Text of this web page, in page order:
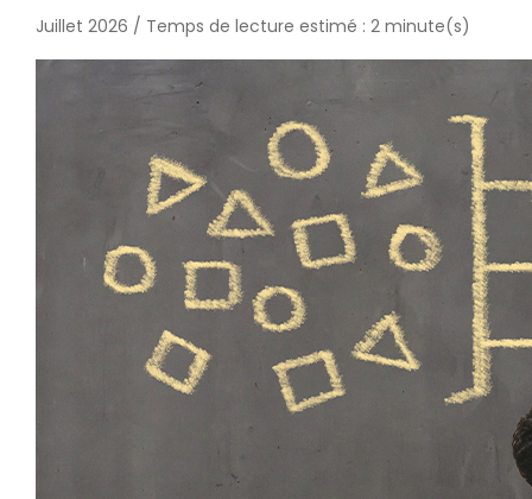
Juillet 2026 / Temps de lecture estimé : 2 minute(s)